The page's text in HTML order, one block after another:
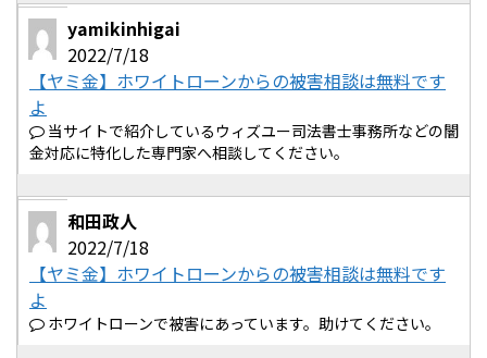
yamikinhigai
2022/7/18
【ヤミ金】ホワイトローンからの被害相談は無料です
よ
当サイトで紹介しているウィズユー司法書士事務所などの闇
金対応に特化した専門家へ相談してください。
和田政人
2022/7/18
【ヤミ金】ホワイトローンからの被害相談は無料です
よ
ホワイトローンで被害にあっています。助けてください。